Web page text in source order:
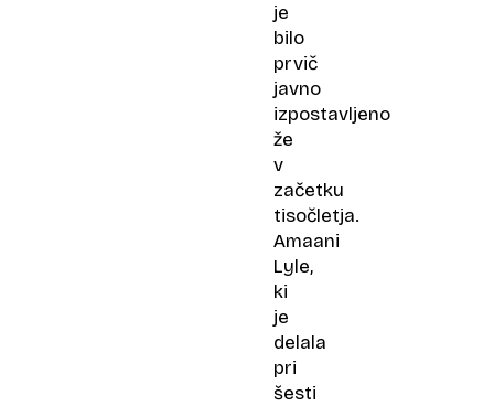
je
bilo
prvič
javno
izpostavljeno
že
v
začetku
tisočletja.
Amaani
Lyle,
ki
je
delala
pri
šesti